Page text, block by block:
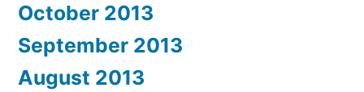
October 2013
September 2013
August 2013